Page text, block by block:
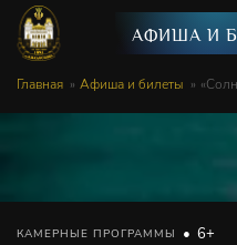
АФИША И
Главная Афиша и билеты
КАМЕРНЫЕ ПРОГРАММЫ 6+